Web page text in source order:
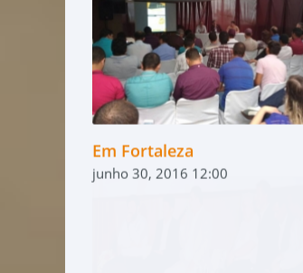
Em Fortaleza
junho 30, 2016 12:00